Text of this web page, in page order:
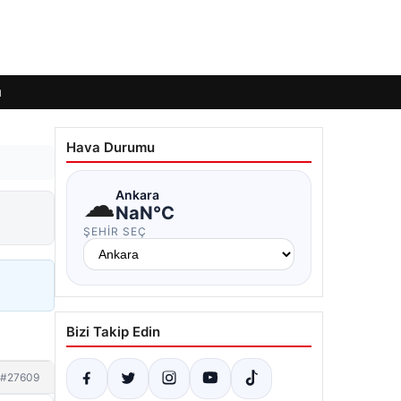
#27609
Hava Durumu
☁Ankara
NaN°C
ŞEHIR SEÇ
Bizi Takip Edin